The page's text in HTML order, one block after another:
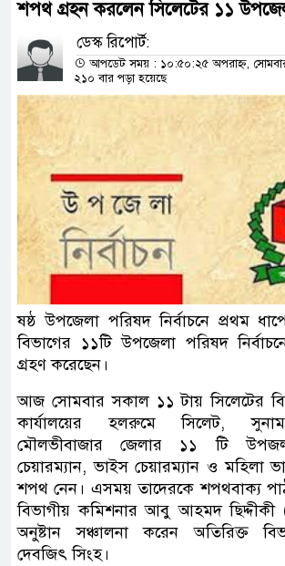
শপথ গ্রহন করলেন সিলেটের ১১
ডেস্ক রিপোর্ট:
আপডেট সময় : ১০:৫০:২৫ অপরাহ্ন,
২১০ বার পড়া হয়েছে
ষষ্ঠ উপজেলা পরিষদ নির্বাচনে প্রথম
বিভাগের ১১টি উপজেলা পরিষদ
গ্রহণ করেছেন।
আজ সোমবার সকাল ১১ টায় সিলেটের
কার্যালয়ের হলরুমে সিলেট,
মৌলভীবাজার জেলার ১১ টি
চেয়ারম্যান, ভাইস চেয়ারম্যান ও মহিলা
শপথ নেন। এসময় তাদেরকে শপথবাক্য
বিভাগীয় কমিশনার আবু আহমদ
অনুষ্টান সঞ্চালনা করেন অতিরিক্ত
দেবজিৎ সিংহ।